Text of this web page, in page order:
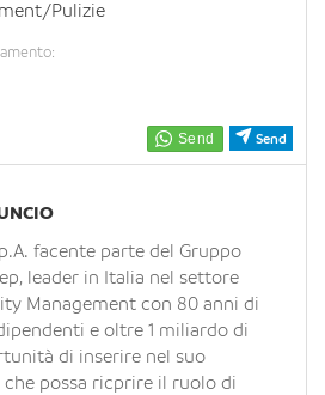
Send
Pulizie
facente parte del Gruppo
leader in Italia nel settore
Management con 80 anni di
e oltre 1 miliardo di
di inserire nel suo
possa ricprire il ruolo di